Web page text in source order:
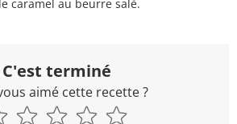
caramel au beurre salé.
C'est terminé
aimé cette recette ?